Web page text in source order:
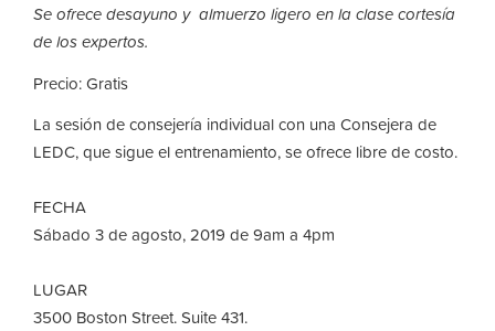
Se ofrece desayuno y almuerzo ligero en la clase cortesía
de los expertos.
Precio: Gratis
La sesión de consejería individual con una Consejera de
LEDC, que sigue el entrenamiento, se ofrece libre de costo.
FECHA
Sábado 3 de agosto, 2019 de 9am a 4pm
LUGAR
3500 Boston Street. Suite 431.